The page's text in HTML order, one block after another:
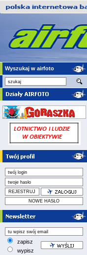
Wyszukaj w airfoto
zapisz
wypisz